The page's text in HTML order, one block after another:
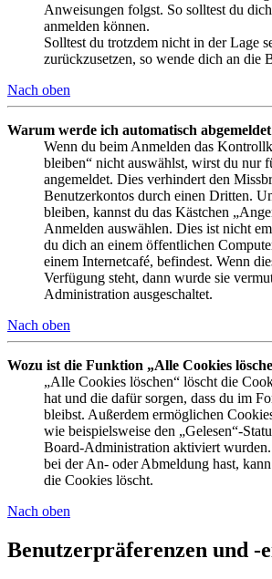
Anweisungen folgst. So solltest du
anmelden können.
Solltest du trotzdem nicht in der Lage
zurückzusetzen, so wende dich an die
Nach oben
Warum werde ich automatisch
Wenn du beim Anmelden das
bleiben“ nicht auswählst, wirst du nur
angemeldet. Dies verhindert den
Benutzerkontos durch einen Dritten.
bleiben, kannst du das Kästchen
Anmelden auswählen. Dies ist nicht
du dich an einem öffentlichen
einem Internetcafé, befindest. Wenn
Verfügung steht, dann wurde sie
Administration ausgeschaltet.
Nach oben
Wozu ist die Funktion „Alle Cookies
„Alle Cookies löschen“ löscht die
hat und die dafür sorgen, dass du im
bleibst. Außerdem ermöglichen
wie beispielsweise den „Gelesen“-
Board-Administration aktiviert
bei der An- oder Abmeldung hast,
die Cookies löscht.
Nach oben
Benutzerpräferenzen und -